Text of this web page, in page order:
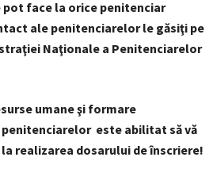
face la orice penitenciar
ale penitenciarelor le găsiţi pe
Naţionale a Penitenciarelor
umane şi formare
este abilitat să vă
realizarea dosarului de înscriere!